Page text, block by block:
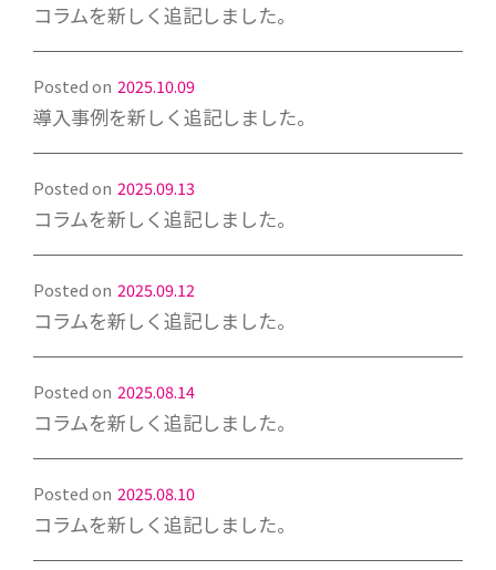
コラムを新しく追記しました。
Posted on 2025.10.09
導入事例を新しく追記しました。
Posted on 2025.09.13
コラムを新しく追記しました。
Posted on 2025.09.12
コラムを新しく追記しました。
Posted on 2025.08.14
コラムを新しく追記しました。
Posted on 2025.08.10
コラムを新しく追記しました。